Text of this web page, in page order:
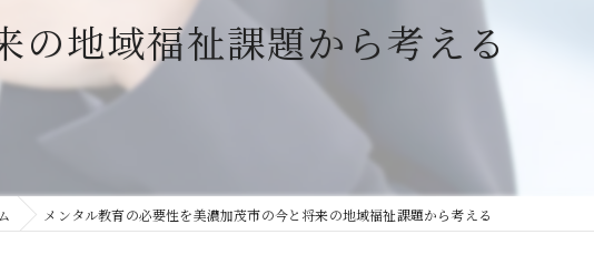
の地域福祉課題から考える
メンタル教育の必要性を美濃加茂市の今と将来の地域福祉課題から考える